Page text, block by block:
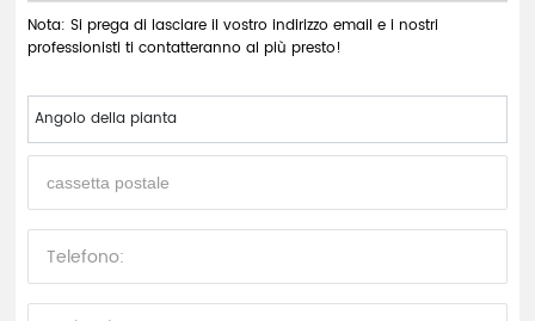
Nota: Si prega di lasciare il vostro indirizzo email e i nostri
professionisti ti contatteranno al più presto!
Angolo della pianta